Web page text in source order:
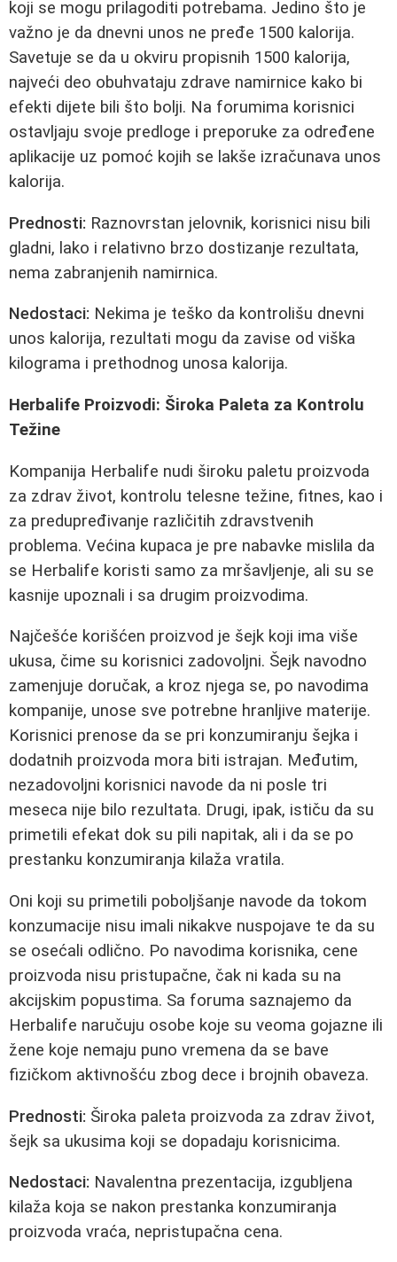
koji se mogu prilagoditi potrebama. Jedino što je
važno je da dnevni unos ne pređe 1500 kalorija.
Savetuje se da u okviru propisnih 1500 kalorija,
najveći deo obuhvataju zdrave namirnice kako bi
efekti dijete bili što bolji. Na forumima korisnici
ostavljaju svoje predloge i preporuke za određene
aplikacije uz pomoć kojih se lakše izračunava unos
kalorija.
Prednosti: Raznovrstan jelovnik, korisnici nisu bili
gladni, lako i relativno brzo dostizanje rezultata,
nema zabranjenih namirnica.
Nedostaci: Nekima je teško da kontrolišu dnevni
unos kalorija, rezultati mogu da zavise od viška
kilograma i prethodnog unosa kalorija.
Herbalife Proizvodi: Široka Paleta za Kontrolu
Težine
Kompanija Herbalife nudi široku paletu proizvoda
za zdrav život, kontrolu telesne težine, fitnes, kao i
za predupređivanje različitih zdravstvenih
problema. Većina kupaca je pre nabavke mislila da
se Herbalife koristi samo za mršavljenje, ali su se
kasnije upoznali i sa drugim proizvodima.
Najčešće korišćen proizvod je šejk koji ima više
ukusa, čime su korisnici zadovoljni. Šejk navodno
zamenjuje doručak, a kroz njega se, po navodima
kompanije, unose sve potrebne hranljive materije.
Korisnici prenose da se pri konzumiranju šejka i
dodatnih proizvoda mora biti istrajan. Međutim,
nezadovoljni korisnici navode da ni posle tri
meseca nije bilo rezultata. Drugi, ipak, ističu da su
primetili efekat dok su pili napitak, ali i da se po
prestanku konzumiranja kilaža vratila.
Oni koji su primetili poboljšanje navode da tokom
konzumacije nisu imali nikakve nuspojave te da su
se osećali odlično. Po navodima korisnika, cene
proizvoda nisu pristupačne, čak ni kada su na
akcijskim popustima. Sa foruma saznajemo da
Herbalife naručuju osobe koje su veoma gojazne ili
žene koje nemaju puno vremena da se bave
fizičkom aktivnošću zbog dece i brojnih obaveza.
Prednosti: Široka paleta proizvoda za zdrav život,
šejk sa ukusima koji se dopadaju korisnicima.
Nedostaci: Navalentna prezentacija, izgubljena
kilaža koja se nakon prestanka konzumiranja
proizvoda vraća, nepristupačna cena.